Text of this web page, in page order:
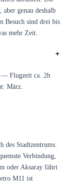
genau deshalb
Besuch sind drei bis
mehr Zeit.
＋
— Flugzeit ca. 2h
März.
Stadtzentrums.
Verbindung,
oder Aksaray fährt
M11 ist